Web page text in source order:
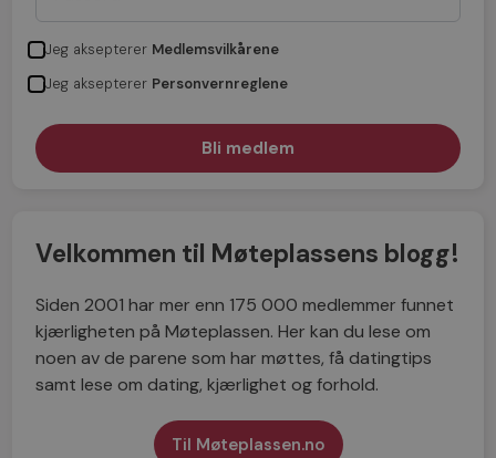
Jeg aksepterer Medlemsvilkårene
Jeg aksepterer Personvernreglene
Velkommen til Møteplassens blogg!
Siden 2001 har mer enn 175 000 medlemmer funnet
kjærligheten på Møteplassen. Her kan du lese om
noen av de parene som har møttes, få datingtips
samt lese om dating, kjærlighet og forhold.
Til Møteplassen.no